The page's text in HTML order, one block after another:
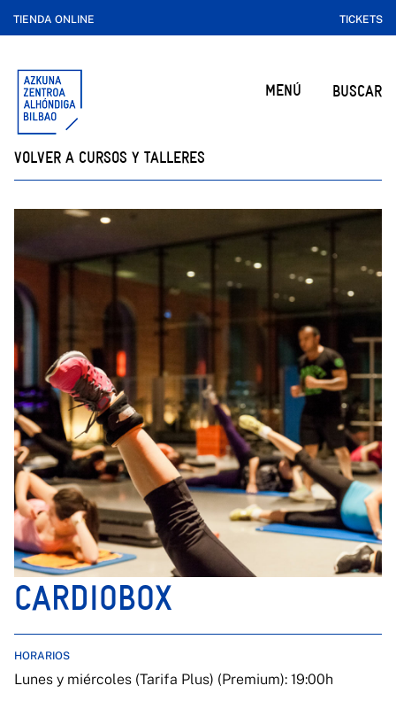
TIENDA ONLINE TICKETS
MENÚ BUSCAR
VOLVER A CURSOS Y TALLERES
CARDIOBOX
HORARIOS
Lunes y miércoles (Tarifa Plus) (Premium): 19:00h